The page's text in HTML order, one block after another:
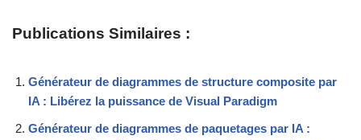
Publications Similaires :
Générateur de diagrammes de structure composite par
IA : Libérez la puissance de Visual Paradigm
Générateur de diagrammes de paquetages par IA :